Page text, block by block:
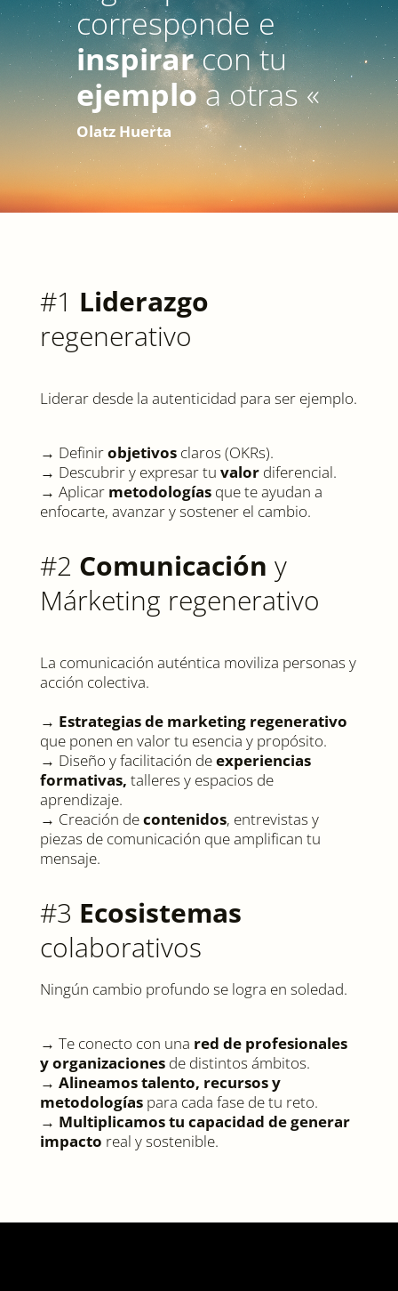
corresponde e
inspirarcon tu
ejemploa otras «
Olatz Huerta
#1 Liderazgo
regenerativo
Liderar desde la autenticidad para ser ejemplo.
→ Definirobjetivosclaros (OKRs).
→ Descubrir y expresar tu valordiferencial.
→ Aplicar metodologíasque te ayudan a
enfocarte, avanzar y sostener el cambio.
#2 Comunicación y
Márketing regenerativo
La comunicación auténtica moviliza personas y
acción colectiva.
→ Estrategias de marketing regenerativo
que ponen en valor tu esencia y propósito.
→ Diseño y facilitación deexperiencias
formativas, talleres y espacios de
aprendizaje.
→ Creación decontenidos, entrevistas y
piezas de comunicación que amplifican tu
mensaje.
#3 Ecosistemas
colaborativos
Ningún cambio profundo se logra en soledad.
→ Te conecto con una red de profesionales
y organizacionesde distintos ámbitos.
→ Alineamos talento, recursos y
metodologíaspara cada fase de tu reto.
→ Multiplicamos tu capacidad de generar
impacto real y sostenible.